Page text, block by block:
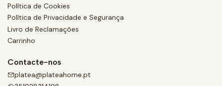
Política de Cookies
Política de Privacidade e Segurança
Livro de Reclamações
Carrinho
Contacte-nos
platea@plateahome.pt